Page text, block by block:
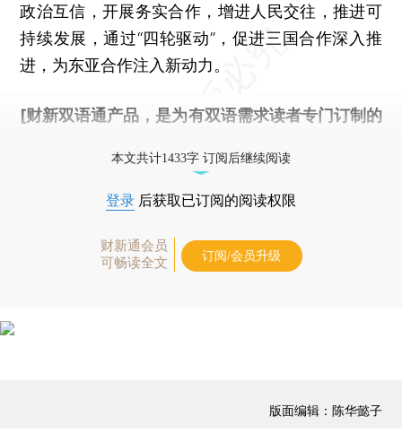
政治互信，开展务实合作，增进人民交往，推进可
持续发展，通过“四轮驱动”，促进三国合作深入推
进，为东亚合作注入新动力。
[财新双语通产品，是为有双语需求读者专门订制的
本文共计1433字 订阅后继续阅读
登录 后获取已订阅的阅读权限
财新通会员
可畅读全文
订阅/会员升级
版面编辑：陈华懿子